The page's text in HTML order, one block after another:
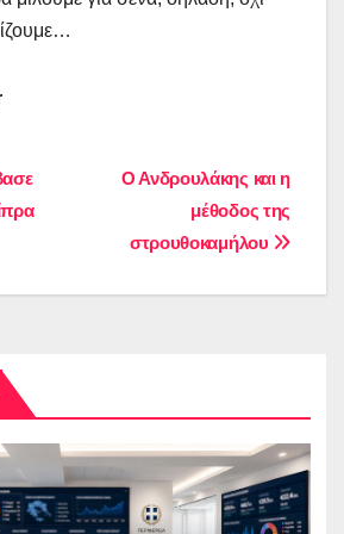
Ο Ανδρουλάκης και η
μέθοδος της
στρουθοκαμήλου